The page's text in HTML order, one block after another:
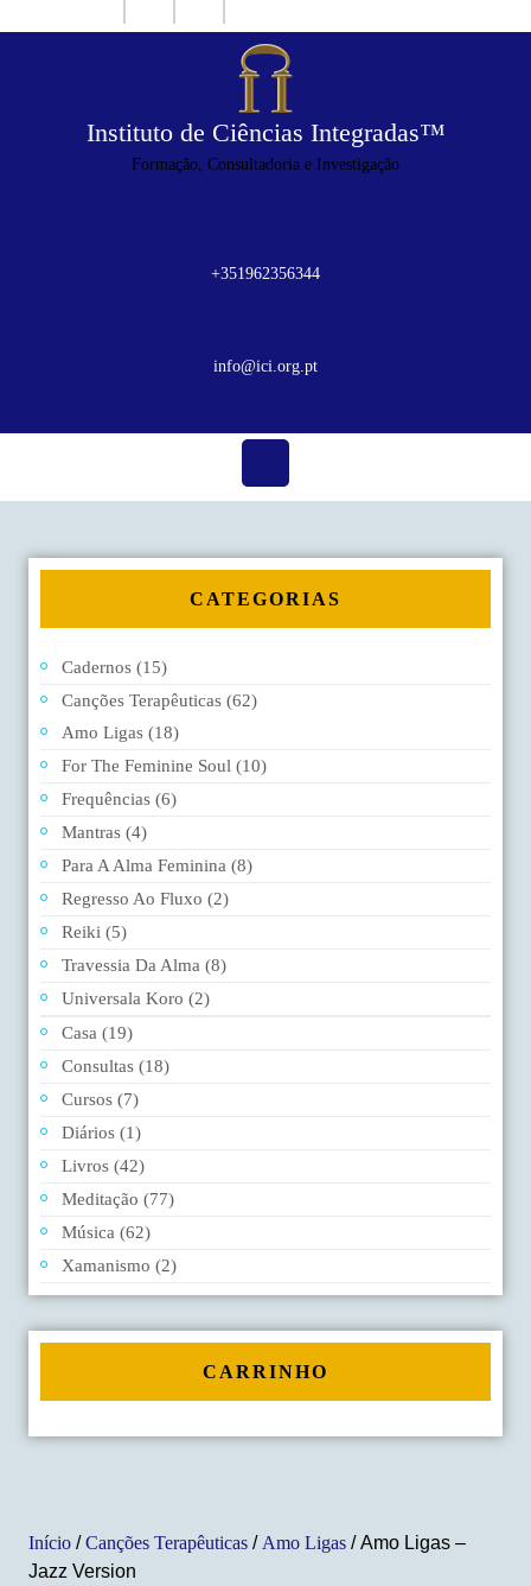
Instituto de Ciências Integradas™
Formação, Consultadoria e Investigação
+351962356344+351962356344
info@ici.org.ptinfo@ici.org.pt
Menu
CATEGORIAS
Cadernos (15)
Canções Terapêuticas (62)
Amo Ligas (18)
For The Feminine Soul (10)
Frequências (6)
Mantras (4)
Para A Alma Feminina (8)
Regresso Ao Fluxo (2)
Reiki (5)
Travessia Da Alma (8)
Universala Koro (2)
Casa (19)
Consultas (18)
Cursos (7)
Diários (1)
Livros (42)
Meditação (77)
Música (62)
Xamanismo (2)
CARRINHO
Início /Canções Terapêuticas / Amo Ligas / Amo Ligas –
Jazz Version